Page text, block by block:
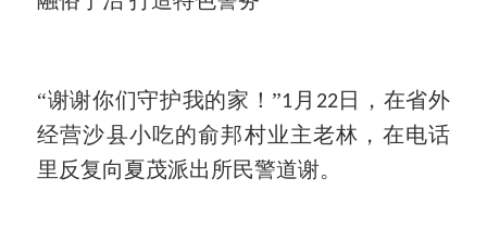
“谢谢你们守护我的家！”1 月 22 日，在省外
经营沙县小吃的俞邦村业主老林，在电话
里反复向夏茂派出所民警道谢。